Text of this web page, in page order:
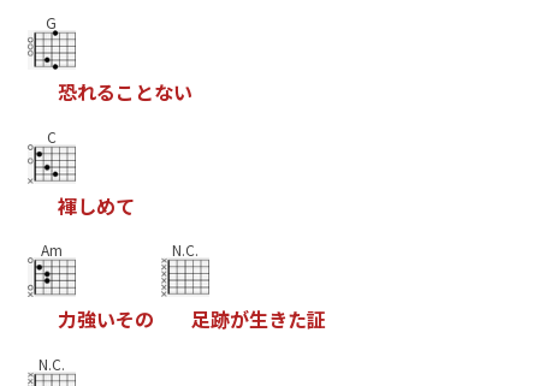
G
恐れるこ とない
C
褌しめて
Am
力強いその
N.C.
足跡が生きた証
N.C.